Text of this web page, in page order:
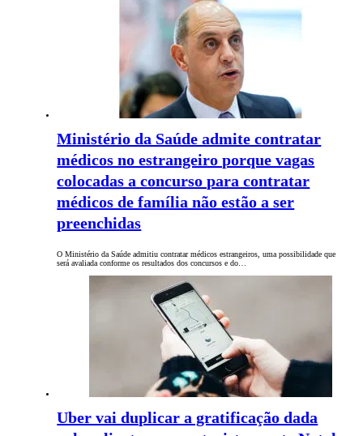
Ministério da Saúde admite contratar
médicos no estrangeiro porque vagas
colocadas a concurso para contratar
médicos de família não estão a ser
preenchidas
O Ministério da Saúde admitiu contratar médicos estrangeiros, uma possibilidade que
será avaliada conforme os resultados dos concursos e do…
Uber vai duplicar a gratificação dada